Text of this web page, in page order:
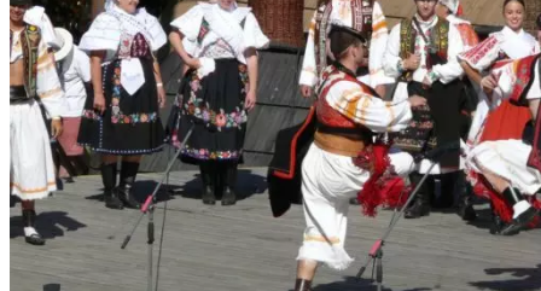
Pobyty
Wellness
Gastro
Kultúra a tradície
Kúpele
Šport a agroturistika
Školstvo
Ekonomika obchod a doprava
Banskobystrický kraj
Tipy